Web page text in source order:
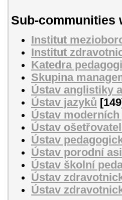
Sub-communities
Institut
Institut
Katedra
Skupina
Ústav anglistiky
Ústav jazyků
Ústav
Ústav
Ústav
Ústav porodní
Ústav školní
Ústav
Ústav